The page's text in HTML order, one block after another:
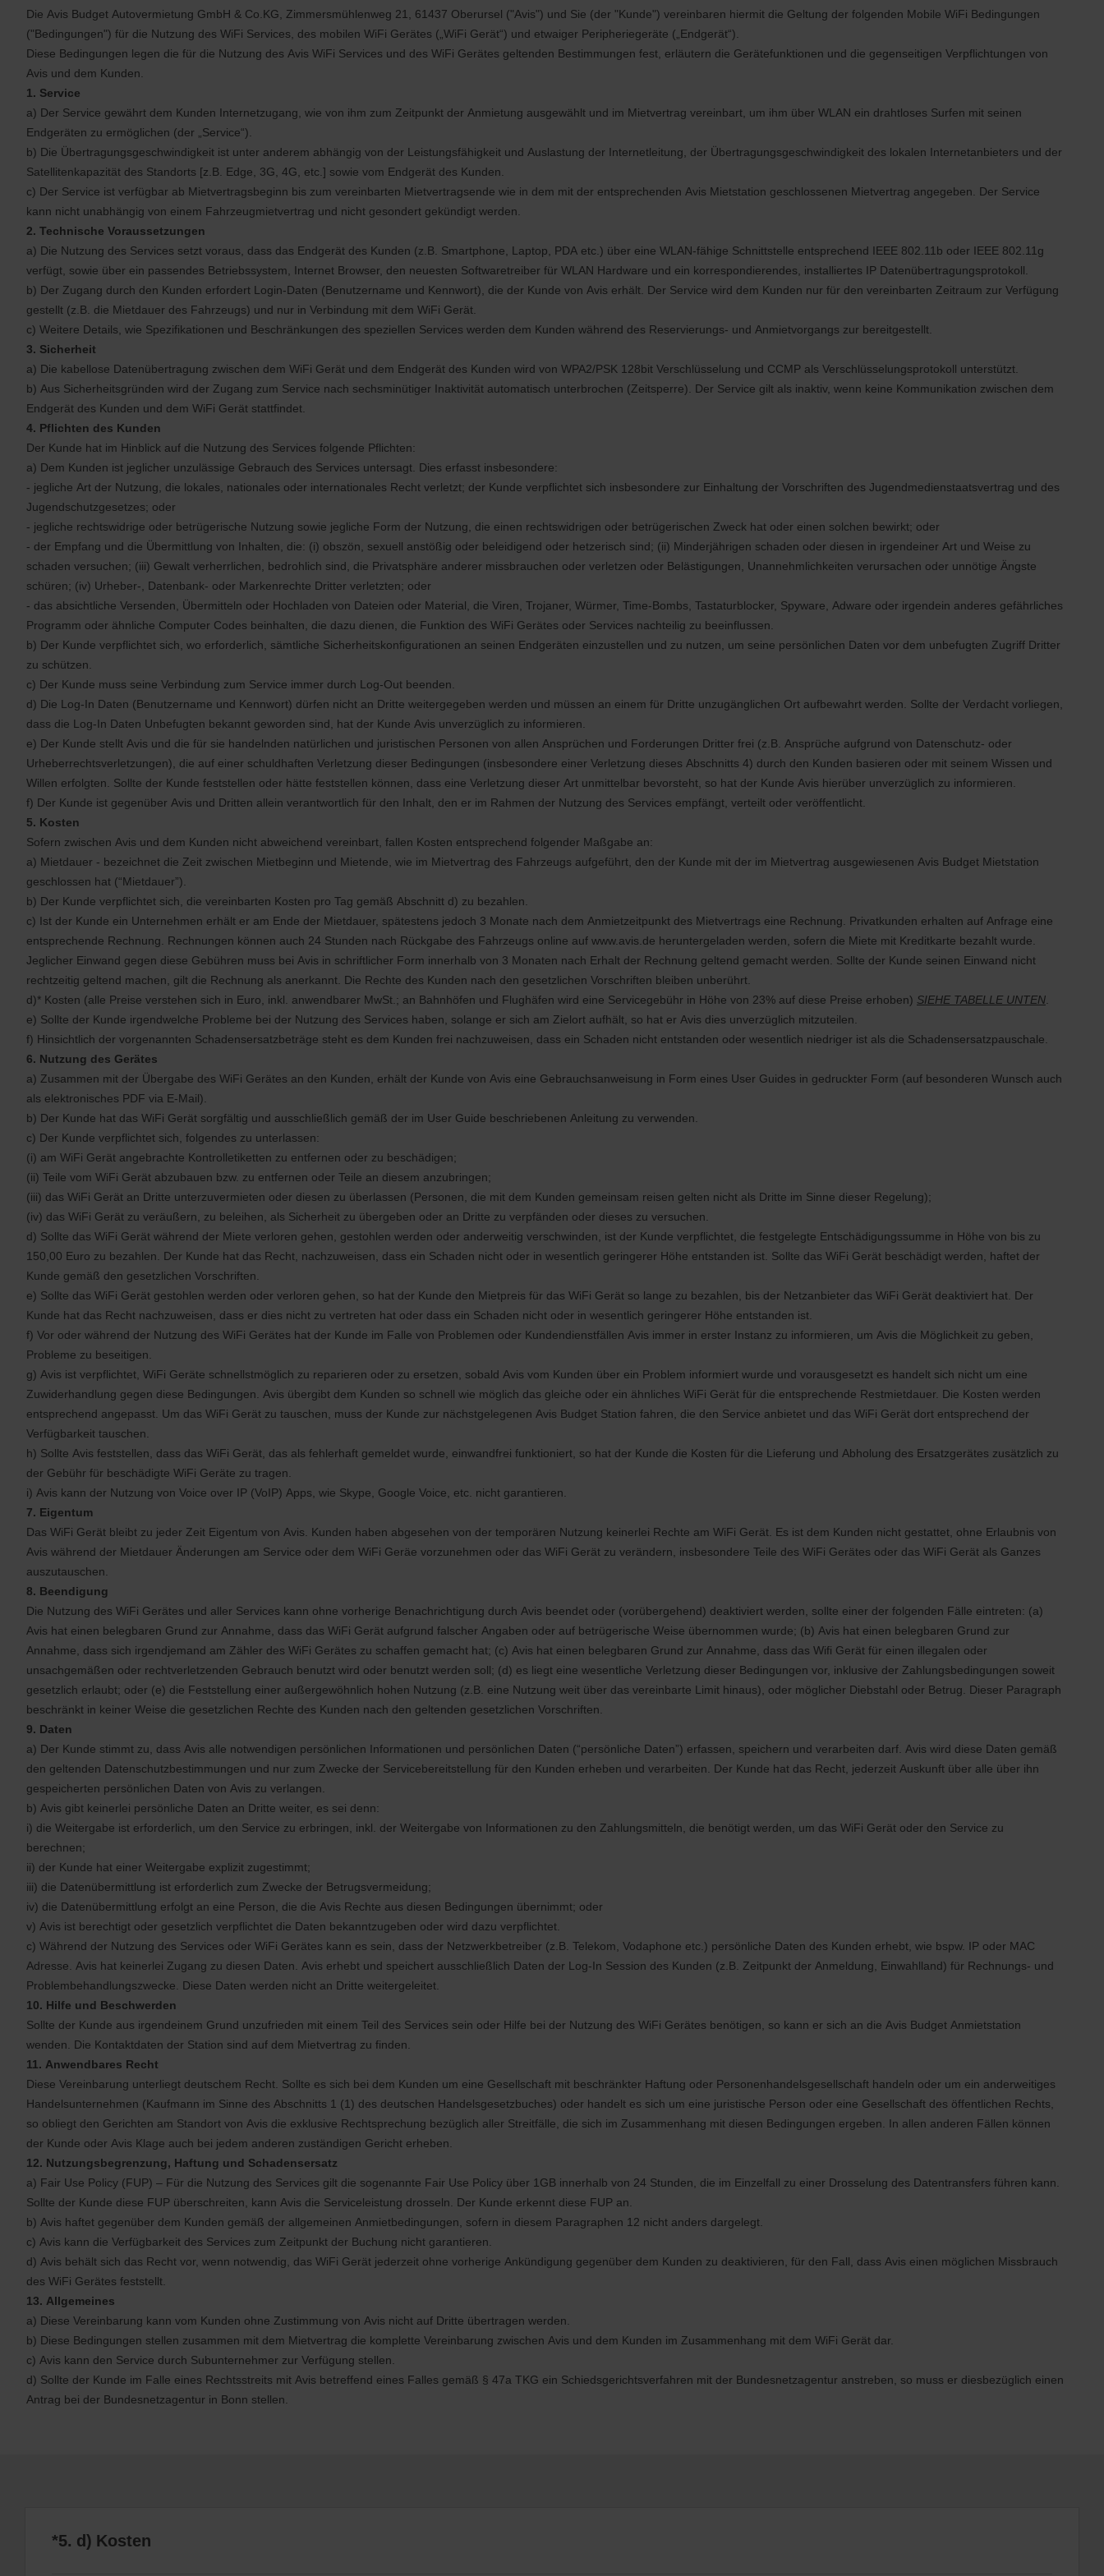
Die Avis Budget Autovermietung GmbH & Co.KG, Zimmersmühlenweg 21, 61437 Oberursel ("Avis") und Sie (der "Kunde") vereinbaren hiermit die Geltung der folgenden Mobile WiFi Bedingungen
("Bedingungen") für die Nutzung des WiFi Services, des mobilen WiFi Gerätes („WiFi Gerät“) und etwaiger Peripheriegeräte („Endgerät“).
Diese Bedingungen legen die für die Nutzung des Avis WiFi Services und des WiFi Gerätes geltenden Bestimmungen fest, erläutern die Gerätefunktionen und die gegenseitigen Verpflichtungen von
Avis und dem Kunden.
1. Service
a) Der Service gewährt dem Kunden Internetzugang, wie von ihm zum Zeitpunkt der Anmietung ausgewählt und im Mietvertrag vereinbart, um ihm über WLAN ein drahtloses Surfen mit seinen
Endgeräten zu ermöglichen (der „Service“).
b) Die Übertragungsgeschwindigkeit ist unter anderem abhängig von der Leistungsfähigkeit und Auslastung der Internetleitung, der Übertragungsgeschwindigkeit des lokalen Internetanbieters und der
Satellitenkapazität des Standorts [z.B. Edge, 3G, 4G, etc.] sowie vom Endgerät des Kunden.
c) Der Service ist verfügbar ab Mietvertragsbeginn bis zum vereinbarten Mietvertragsende wie in dem mit der entsprechenden Avis Mietstation geschlossenen Mietvertrag angegeben. Der Service
kann nicht unabhängig von einem Fahrzeugmietvertrag und nicht gesondert gekündigt werden.
2. Technische Voraussetzungen
a) Die Nutzung des Services setzt voraus, dass das Endgerät des Kunden (z.B. Smartphone, Laptop, PDA etc.) über eine WLAN-fähige Schnittstelle entsprechend IEEE 802.11b oder IEEE 802.11g
verfügt, sowie über ein passendes Betriebssystem, Internet Browser, den neuesten Softwaretreiber für WLAN Hardware und ein korrespondierendes, installiertes IP Datenübertragungsprotokoll.
b) Der Zugang durch den Kunden erfordert Login-Daten (Benutzername und Kennwort), die der Kunde von Avis erhält. Der Service wird dem Kunden nur für den vereinbarten Zeitraum zur Verfügung
gestellt (z.B. die Mietdauer des Fahrzeugs) und nur in Verbindung mit dem WiFi Gerät.
c) Weitere Details, wie Spezifikationen und Beschränkungen des speziellen Services werden dem Kunden während des Reservierungs- und Anmietvorgangs zur bereitgestellt.
3. Sicherheit
a) Die kabellose Datenübertragung zwischen dem WiFi Gerät und dem Endgerät des Kunden wird von WPA2/PSK 128bit Verschlüsselung und CCMP als Verschlüsselungsprotokoll unterstützt.
b) Aus Sicherheitsgründen wird der Zugang zum Service nach sechsminütiger Inaktivität automatisch unterbrochen (Zeitsperre). Der Service gilt als inaktiv, wenn keine Kommunikation zwischen dem
Endgerät des Kunden und dem WiFi Gerät stattfindet.
4. Pflichten des Kunden
Der Kunde hat im Hinblick auf die Nutzung des Services folgende Pflichten:
a) Dem Kunden ist jeglicher unzulässige Gebrauch des Services untersagt. Dies erfasst insbesondere:
- jegliche Art der Nutzung, die lokales, nationales oder internationales Recht verletzt; der Kunde verpflichtet sich insbesondere zur Einhaltung der Vorschriften des Jugendmedienstaatsvertrag und des
Jugendschutzgesetzes; oder
- jegliche rechtswidrige oder betrügerische Nutzung sowie jegliche Form der Nutzung, die einen rechtswidrigen oder betrügerischen Zweck hat oder einen solchen bewirkt; oder
- der Empfang und die Übermittlung von Inhalten, die: (i) obszön, sexuell anstößig oder beleidigend oder hetzerisch sind; (ii) Minderjährigen schaden oder diesen in irgendeiner Art und Weise zu
schaden versuchen; (iii) Gewalt verherrlichen, bedrohlich sind, die Privatsphäre anderer missbrauchen oder verletzen oder Belästigungen, Unannehmlichkeiten verursachen oder unnötige Ängste
schüren; (iv) Urheber-, Datenbank- oder Markenrechte Dritter verletzten; oder
- das absichtliche Versenden, Übermitteln oder Hochladen von Dateien oder Material, die Viren, Trojaner, Würmer, Time-Bombs, Tastaturblocker, Spyware, Adware oder irgendein anderes gefährliches
Programm oder ähnliche Computer Codes beinhalten, die dazu dienen, die Funktion des WiFi Gerätes oder Services nachteilig zu beeinflussen.
b) Der Kunde verpflichtet sich, wo erforderlich, sämtliche Sicherheitskonfigurationen an seinen Endgeräten einzustellen und zu nutzen, um seine persönlichen Daten vor dem unbefugten Zugriff Dritter
zu schützen.
c) Der Kunde muss seine Verbindung zum Service immer durch Log-Out beenden.
d) Die Log-In Daten (Benutzername und Kennwort) dürfen nicht an Dritte weitergegeben werden und müssen an einem für Dritte unzugänglichen Ort aufbewahrt werden. Sollte der Verdacht vorliegen,
dass die Log-In Daten Unbefugten bekannt geworden sind, hat der Kunde Avis unverzüglich zu informieren.
e) Der Kunde stellt Avis und die für sie handelnden natürlichen und juristischen Personen von allen Ansprüchen und Forderungen Dritter frei (z.B. Ansprüche aufgrund von Datenschutz- oder
Urheberrechtsverletzungen), die auf einer schuldhaften Verletzung dieser Bedingungen (insbesondere einer Verletzung dieses Abschnitts 4) durch den Kunden basieren oder mit seinem Wissen und
Willen erfolgten. Sollte der Kunde feststellen oder hätte feststellen können, dass eine Verletzung dieser Art unmittelbar bevorsteht, so hat der Kunde Avis hierüber unverzüglich zu informieren.
f) Der Kunde ist gegenüber Avis und Dritten allein verantwortlich für den Inhalt, den er im Rahmen der Nutzung des Services empfängt, verteilt oder veröffentlicht.
5. Kosten
Sofern zwischen Avis und dem Kunden nicht abweichend vereinbart, fallen Kosten entsprechend folgender Maßgabe an:
a) Mietdauer - bezeichnet die Zeit zwischen Mietbeginn und Mietende, wie im Mietvertrag des Fahrzeugs aufgeführt, den der Kunde mit der im Mietvertrag ausgewiesenen Avis Budget Mietstation
geschlossen hat (“Mietdauer”).
b) Der Kunde verpflichtet sich, die vereinbarten Kosten pro Tag gemäß Abschnitt d) zu bezahlen.
c) Ist der Kunde ein Unternehmen erhält er am Ende der Mietdauer, spätestens jedoch 3 Monate nach dem Anmietzeitpunkt des Mietvertrags eine Rechnung. Privatkunden erhalten auf Anfrage eine
entsprechende Rechnung. Rechnungen können auch 24 Stunden nach Rückgabe des Fahrzeugs online auf www.avis.de heruntergeladen werden, sofern die Miete mit Kreditkarte bezahlt wurde.
Jeglicher Einwand gegen diese Gebühren muss bei Avis in schriftlicher Form innerhalb von 3 Monaten nach Erhalt der Rechnung geltend gemacht werden. Sollte der Kunde seinen Einwand nicht
rechtzeitig geltend machen, gilt die Rechnung als anerkannt. Die Rechte des Kunden nach den gesetzlichen Vorschriften bleiben unberührt.
d)* Kosten (alle Preise verstehen sich in Euro, inkl. anwendbarer MwSt.; an Bahnhöfen und Flughäfen wird eine Servicegebühr in Höhe von 23% auf diese Preise erhoben) SIEHE TABELLE UNTEN.
e) Sollte der Kunde irgendwelche Probleme bei der Nutzung des Services haben, solange er sich am Zielort aufhält, so hat er Avis dies unverzüglich mitzuteilen.
f) Hinsichtlich der vorgenannten Schadensersatzbeträge steht es dem Kunden frei nachzuweisen, dass ein Schaden nicht entstanden oder wesentlich niedriger ist als die Schadensersatzpauschale.
6. Nutzung des Gerätes
a) Zusammen mit der Übergabe des WiFi Gerätes an den Kunden, erhält der Kunde von Avis eine Gebrauchsanweisung in Form eines User Guides in gedruckter Form (auf besonderen Wunsch auch
als elektronisches PDF via E-Mail).
b) Der Kunde hat das WiFi Gerät sorgfältig und ausschließlich gemäß der im User Guide beschriebenen Anleitung zu verwenden.
c) Der Kunde verpflichtet sich, folgendes zu unterlassen:
(i) am WiFi Gerät angebrachte Kontrolletiketten zu entfernen oder zu beschädigen;
(ii) Teile vom WiFi Gerät abzubauen bzw. zu entfernen oder Teile an diesem anzubringen;
(iii) das WiFi Gerät an Dritte unterzuvermieten oder diesen zu überlassen (Personen, die mit dem Kunden gemeinsam reisen gelten nicht als Dritte im Sinne dieser Regelung);
(iv) das WiFi Gerät zu veräußern, zu beleihen, als Sicherheit zu übergeben oder an Dritte zu verpfänden oder dieses zu versuchen.
d) Sollte das WiFi Gerät während der Miete verloren gehen, gestohlen werden oder anderweitig verschwinden, ist der Kunde verpflichtet, die festgelegte Entschädigungssumme in Höhe von bis zu
150,00 Euro zu bezahlen. Der Kunde hat das Recht, nachzuweisen, dass ein Schaden nicht oder in wesentlich geringerer Höhe entstanden ist. Sollte das WiFi Gerät beschädigt werden, haftet der
Kunde gemäß den gesetzlichen Vorschriften.
e) Sollte das WiFi Gerät gestohlen werden oder verloren gehen, so hat der Kunde den Mietpreis für das WiFi Gerät so lange zu bezahlen, bis der Netzanbieter das WiFi Gerät deaktiviert hat. Der
Kunde hat das Recht nachzuweisen, dass er dies nicht zu vertreten hat oder dass ein Schaden nicht oder in wesentlich geringerer Höhe entstanden ist.
f) Vor oder während der Nutzung des WiFi Gerätes hat der Kunde im Falle von Problemen oder Kundendienstfällen Avis immer in erster Instanz zu informieren, um Avis die Möglichkeit zu geben,
Probleme zu beseitigen.
g) Avis ist verpflichtet, WiFi Geräte schnellstmöglich zu reparieren oder zu ersetzen, sobald Avis vom Kunden über ein Problem informiert wurde und vorausgesetzt es handelt sich nicht um eine
Zuwiderhandlung gegen diese Bedingungen. Avis übergibt dem Kunden so schnell wie möglich das gleiche oder ein ähnliches WiFi Gerät für die entsprechende Restmietdauer. Die Kosten werden
entsprechend angepasst. Um das WiFi Gerät zu tauschen, muss der Kunde zur nächstgelegenen Avis Budget Station fahren, die den Service anbietet und das WiFi Gerät dort entsprechend der
Verfügbarkeit tauschen.
h) Sollte Avis feststellen, dass das WiFi Gerät, das als fehlerhaft gemeldet wurde, einwandfrei funktioniert, so hat der Kunde die Kosten für die Lieferung und Abholung des Ersatzgerätes zusätzlich zu
der Gebühr für beschädigte WiFi Geräte zu tragen.
i) Avis kann der Nutzung von Voice over IP (VoIP) Apps, wie Skype, Google Voice, etc. nicht garantieren.
7. Eigentum
Das WiFi Gerät bleibt zu jeder Zeit Eigentum von Avis. Kunden haben abgesehen von der temporären Nutzung keinerlei Rechte am WiFi Gerät. Es ist dem Kunden nicht gestattet, ohne Erlaubnis von
Avis während der Mietdauer Änderungen am Service oder dem WiFi Geräe vorzunehmen oder das WiFi Gerät zu verändern, insbesondere Teile des WiFi Gerätes oder das WiFi Gerät als Ganzes
auszutauschen.
8. Beendigung
Die Nutzung des WiFi Gerätes und aller Services kann ohne vorherige Benachrichtigung durch Avis beendet oder (vorübergehend) deaktiviert werden, sollte einer der folgenden Fälle eintreten: (a)
Avis hat einen belegbaren Grund zur Annahme, dass das WiFi Gerät aufgrund falscher Angaben oder auf betrügerische Weise übernommen wurde; (b) Avis hat einen belegbaren Grund zur
Annahme, dass sich irgendjemand am Zähler des WiFi Gerätes zu schaffen gemacht hat; (c) Avis hat einen belegbaren Grund zur Annahme, dass das Wifi Gerät für einen illegalen oder
unsachgemäßen oder rechtverletzenden Gebrauch benutzt wird oder benutzt werden soll; (d) es liegt eine wesentliche Verletzung dieser Bedingungen vor, inklusive der Zahlungsbedingungen soweit
gesetzlich erlaubt; oder (e) die Feststellung einer außergewöhnlich hohen Nutzung (z.B. eine Nutzung weit über das vereinbarte Limit hinaus), oder möglicher Diebstahl oder Betrug. Dieser Paragraph
beschränkt in keiner Weise die gesetzlichen Rechte des Kunden nach den geltenden gesetzlichen Vorschriften.
9. Daten
a) Der Kunde stimmt zu, dass Avis alle notwendigen persönlichen Informationen und persönlichen Daten (“persönliche Daten”) erfassen, speichern und verarbeiten darf. Avis wird diese Daten gemäß
den geltenden Datenschutzbestimmungen und nur zum Zwecke der Servicebereitstellung für den Kunden erheben und verarbeiten. Der Kunde hat das Recht, jederzeit Auskunft über alle über ihn
gespeicherten persönlichen Daten von Avis zu verlangen.
b) Avis gibt keinerlei persönliche Daten an Dritte weiter, es sei denn:
i) die Weitergabe ist erforderlich, um den Service zu erbringen, inkl. der Weitergabe von Informationen zu den Zahlungsmitteln, die benötigt werden, um das WiFi Gerät oder den Service zu
berechnen;
ii) der Kunde hat einer Weitergabe explizit zugestimmt;
iii) die Datenübermittlung ist erforderlich zum Zwecke der Betrugsvermeidung;
iv) die Datenübermittlung erfolgt an eine Person, die die Avis Rechte aus diesen Bedingungen übernimmt; oder
v) Avis ist berechtigt oder gesetzlich verpflichtet die Daten bekanntzugeben oder wird dazu verpflichtet.
c) Während der Nutzung des Services oder WiFi Gerätes kann es sein, dass der Netzwerkbetreiber (z.B. Telekom, Vodaphone etc.) persönliche Daten des Kunden erhebt, wie bspw. IP oder MAC
Adresse. Avis hat keinerlei Zugang zu diesen Daten. Avis erhebt und speichert ausschließlich Daten der Log-In Session des Kunden (z.B. Zeitpunkt der Anmeldung, Einwahlland) für Rechnungs- und
Problembehandlungszwecke. Diese Daten werden nicht an Dritte weitergeleitet.
10. Hilfe und Beschwerden
Sollte der Kunde aus irgendeinem Grund unzufrieden mit einem Teil des Services sein oder Hilfe bei der Nutzung des WiFi Gerätes benötigen, so kann er sich an die Avis Budget Anmietstation
wenden. Die Kontaktdaten der Station sind auf dem Mietvertrag zu finden.
11. Anwendbares Recht
Diese Vereinbarung unterliegt deutschem Recht. Sollte es sich bei dem Kunden um eine Gesellschaft mit beschränkter Haftung oder Personenhandelsgesellschaft handeln oder um ein anderweitiges
Handelsunternehmen (Kaufmann im Sinne des Abschnitts 1 (1) des deutschen Handelsgesetzbuches) oder handelt es sich um eine juristische Person oder eine Gesellschaft des öffentlichen Rechts,
so obliegt den Gerichten am Standort von Avis die exklusive Rechtsprechung bezüglich aller Streitfälle, die sich im Zusammenhang mit diesen Bedingungen ergeben. In allen anderen Fällen können
der Kunde oder Avis Klage auch bei jedem anderen zuständigen Gericht erheben.
12. Nutzungsbegrenzung, Haftung und Schadensersatz
a) Fair Use Policy (FUP) – Für die Nutzung des Services gilt die sogenannte Fair Use Policy über 1GB innerhalb von 24 Stunden, die im Einzelfall zu einer Drosselung des Datentransfers führen kann.
Sollte der Kunde diese FUP überschreiten, kann Avis die Serviceleistung drosseln. Der Kunde erkennt diese FUP an.
b) Avis haftet gegenüber dem Kunden gemäß der allgemeinen Anmietbedingungen, sofern in diesem Paragraphen 12 nicht anders dargelegt.
c) Avis kann die Verfügbarkeit des Services zum Zeitpunkt der Buchung nicht garantieren.
d) Avis behält sich das Recht vor, wenn notwendig, das WiFi Gerät jederzeit ohne vorherige Ankündigung gegenüber dem Kunden zu deaktivieren, für den Fall, dass Avis einen möglichen Missbrauch
des WiFi Gerätes feststellt.
13. Allgemeines
a) Diese Vereinbarung kann vom Kunden ohne Zustimmung von Avis nicht auf Dritte übertragen werden.
b) Diese Bedingungen stellen zusammen mit dem Mietvertrag die komplette Vereinbarung zwischen Avis und dem Kunden im Zusammenhang mit dem WiFi Gerät dar.
c) Avis kann den Service durch Subunternehmer zur Verfügung stellen.
d) Sollte der Kunde im Falle eines Rechtsstreits mit Avis betreffend eines Falles gemäß § 47a TKG ein Schiedsgerichtsverfahren mit der Bundesnetzagentur anstreben, so muss er diesbezüglich einen
Antrag bei der Bundesnetzagentur in Bonn stellen.
*5. d) Kosten